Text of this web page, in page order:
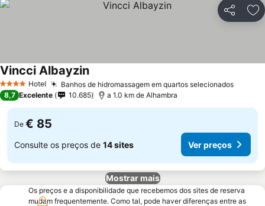
Partilhar
4 EstrelasHotel Banhos de hidromassagem em quartos selecionados
Vincci Albayzin
8,7 Excelente 10.685 a 1.0 km de Alhambra
De € 85
Consulte os preços de 14 sites Ver preços
Mostrar mais
Os preços e a disponibilidade que recebemos dos sites de reserva
mudam frequentemente. Como tal, pode haver diferenças entre as